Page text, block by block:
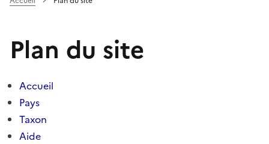
Plan du site
Accueil
Pays
Taxon
Aide